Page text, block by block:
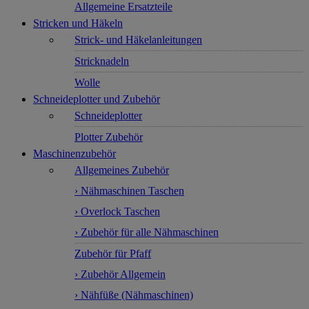
Allgemeine Ersatzteile
Stricken und Häkeln
Strick- und Häkelanleitungen
Stricknadeln
Wolle
Schneideplotter und Zubehör
Schneideplotter
Plotter Zubehör
Maschinenzubehör
Allgemeines Zubehör
› Nähmaschinen Taschen
› Overlock Taschen
› Zubehör für alle Nähmaschinen
Zubehör für Pfaff
› Zubehör Allgemein
› Nähfüße (Nähmaschinen)